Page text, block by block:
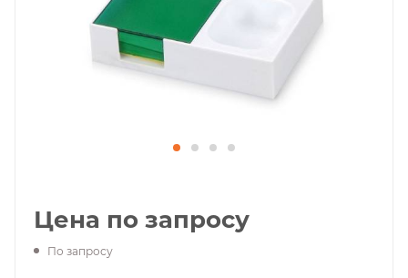
Цена по запросу
По запросу